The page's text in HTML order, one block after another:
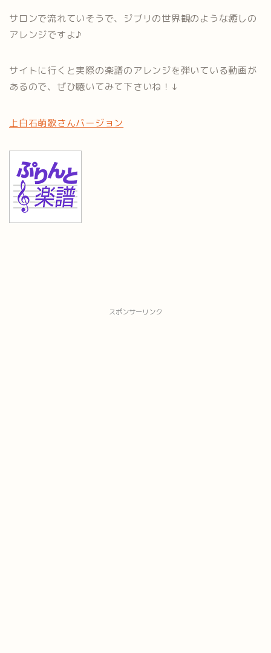
サロンで流れていそうで、ジブリの世界観のような癒しの
アレンジですよ♪
サイトに行くと実際の楽譜のアレンジを弾いている動画が
あるので、ぜひ聴いてみて下さいね！↓
上白石萌歌さんバージョン
スポンサーリンク